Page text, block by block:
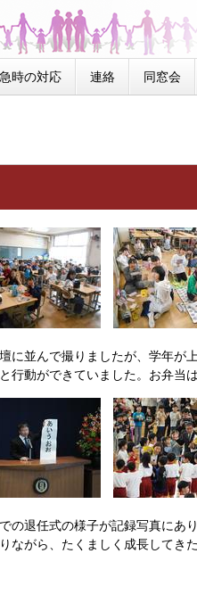
時の対応 連絡 同窓会
並んで撮りましたが、学年が
動ができていました。お弁当
退任式の様子が記録写真にあ
ながら、たくましく成長してき